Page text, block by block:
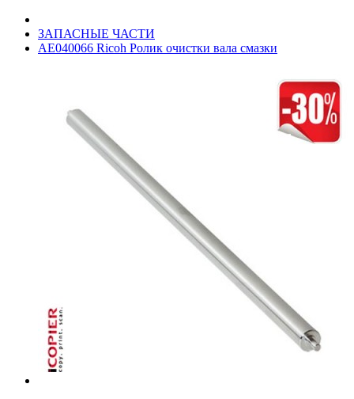
ЗАПАСНЫЕ ЧАСТИ
AE040066 Ricoh Ролик очистки вала смазки